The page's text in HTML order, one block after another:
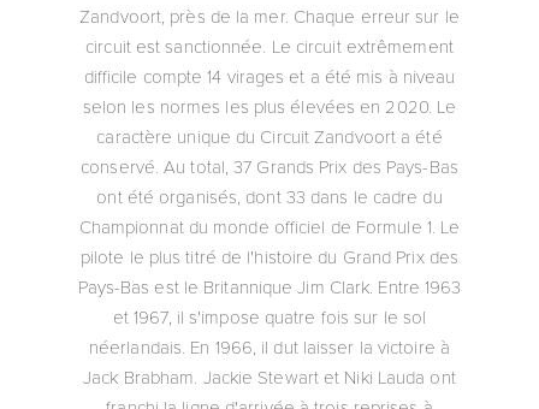
Zandvoort, près de la mer. Chaque erreur sur le
circuit est sanctionnée. Le circuit extrêmement
difficile compte 14 virages et a été mis à niveau
selon les normes les plus élevées en 2020. Le
caractère unique du Circuit Zandvoort a été
conservé. Au total, 37 Grands Prix des Pays-Bas
ont été organisés, dont 33 dans le cadre du
Championnat du monde officiel de Formule 1. Le
pilote le plus titré de l'histoire du Grand Prix des
Pays-Bas est le Britannique Jim Clark. Entre 1963
et 1967, il s'impose quatre fois sur le sol
néerlandais. En 1966, il dut laisser la victoire à
Jack Brabham. Jackie Stewart et Niki Lauda ont